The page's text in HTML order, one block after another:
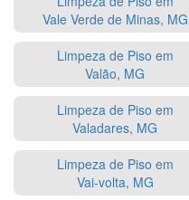
Vale Verde de Minas, MG
Limpeza de Piso em
Valão, MG
Limpeza de Piso em
Valadares, MG
Limpeza de Piso em
Vai-volta, MG